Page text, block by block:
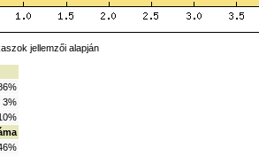
jellemzői alapján
3%